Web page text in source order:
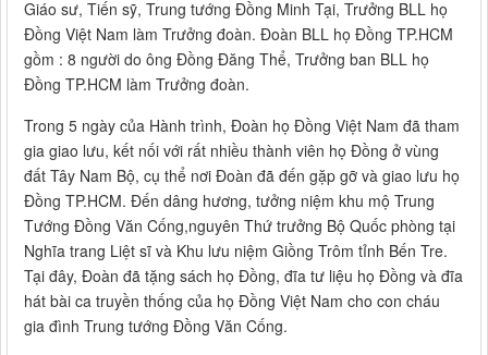
Giáo sư, Tiến sỹ, Trung tướng Đồng Minh Tại, Trưởng BLL họ
Đồng Việt Nam làm Trưởng đoàn. Đoàn BLL họ Đồng TP.HCM
gồm : 8 người do ông Đồng Đăng Thể, Trưởng ban BLL họ
Đồng TP.HCM làm Trưởng đoàn.
Trong 5 ngày của Hành trình, Đoàn họ Đồng Việt Nam đã tham
gia giao lưu, kết nối với rất nhiều thành viên họ Đồng ở vùng
đất Tây Nam Bộ, cụ thể nơi Đoàn đã đến gặp gỡ và giao lưu họ
Đồng TP.HCM. Đến dâng hương, tưởng niệm khu mộ Trung
Tướng Đồng Văn Cống,nguyên Thứ trưởng Bộ Quốc phòng tại
Nghĩa trang Liệt sĩ và Khu lưu niệm Giồng Trôm tỉnh Bến Tre.
Tại đây, Đoàn đã tặng sách họ Đồng, đĩa tư liệu họ Đồng và đĩa
hát bài ca truyền thống của họ Đồng Việt Nam cho con cháu
gia đình Trung tướng Đồng Văn Cống.